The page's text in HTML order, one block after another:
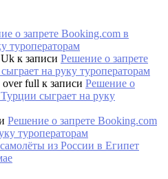
о запрете Booking.com в
туроператорам
к записи Решение о запрете
на руку туроператорам
over full к записи Решение о
сыграет на руку
Решение о запрете Booking.com
туроператорам
из России в Египет